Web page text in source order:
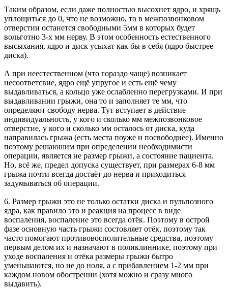
Таким образом, если даже полностью высохнет ядро, и хрящь
уплощиться до 0, что не возможно, то в межпозвонковом
отверстии останется свободными 5мм в которых будет
вольготно 3-х мм нерву. В этом особенность естественного
высыхания, ядро и диск усыхат как бы в себя (ядро быстрее
диска).
А при неестественном (что гораздо чаще) возникает
несоответсвие, ядро ещё упругое и есть ещё чему
выдавливаться, а кольцо уже ослабленно перегрузками. И при
выдавливании грыжи, она то и заполняет те мм, что
определяют свободу нерва. Тут вступает в действие
индивидуальность, у кого и сколько мм межпозвонковое
отверстие, у кого и сколько мм осталось от диска, куда
направилась грыжа (есть места поуже и посвободнее). Именно
поэтому решаюшим при определении необходимисти
операции, является не размер грыжи, а состояние пациента.
Но, всё же, предел допуска существует, при размерах 6-8 мм
грыжа почти всегда достаёт до нерва и приходиться
задумываться об операции.
6. Размер грыжи это не только остатки диска и пульпозного
ядра, как правило это и реакция на процесс в виде
воспаления, воспаление это всегда отёк. Поэтому в острой
фазе основную часть грыжи состовляет отёк, поэтому так
часто помогают противовосполительные средства, поэтому
первым делом их и назначают в поликлиннике, поэтому при
уходе воспаления и отёка размеры грыжи бытро
уменьшаются, но не до ноля, а с прибавлением 1-2 мм при
каждом новом обострении (хотя можно и сразу много
выдавить).